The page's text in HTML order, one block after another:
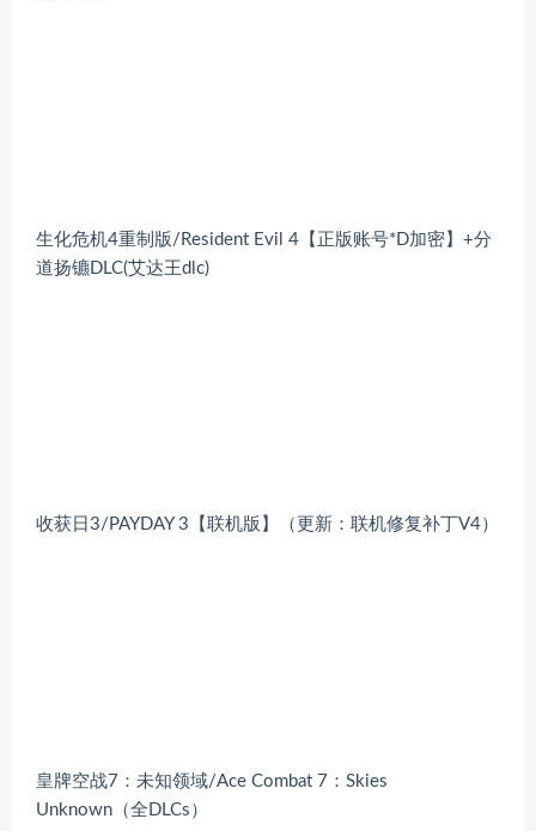
生化危机4重制版/Resident Evil 4【正版账号*D加密】+分
道扬镳DLC(艾达王dlc)
收获日3/PAYDAY 3【联机版】（更新：联机修复补丁V4）
皇牌空战7：未知领域/Ace Combat 7：Skies
Unknown（全DLCs）